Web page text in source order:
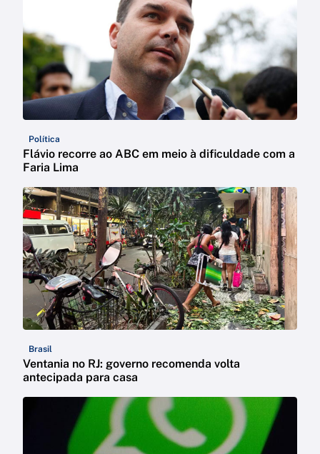
Política
Flávio recorre ao ABC em meio à dificuldade com a
Faria Lima
Brasil
Ventania no RJ: governo recomenda volta
antecipada para casa